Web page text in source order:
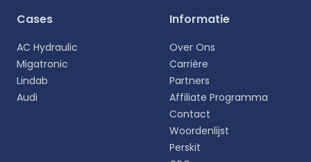
Selecteer uw taal
persoonlijke ervaring.
Cases
AC Hydraulic
Migatronic
Lindab
Audi
Informatie
Over Ons
Carrière
Partners
Affiliate Programma
Contact
Woordenlijst
Perskit